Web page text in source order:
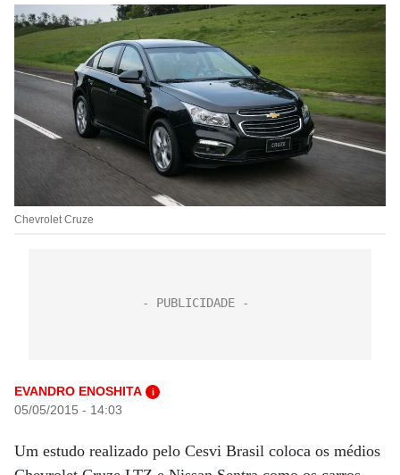
Chevrolet Cruze
EVANDRO ENOSHITA i
05/05/2015 - 14:03
Um estudo realizado pelo Cesvi Brasil coloca os médios